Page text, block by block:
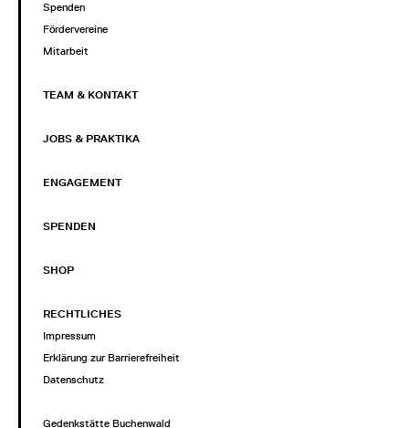
Spenden
Fördervereine
Mitarbeit
TEAM & KONTAKT
JOBS & PRAKTIKA
ENGAGEMENT
SPENDEN
SHOP
RECHTLICHES
Impressum
Erklärung zur Barrierefreiheit
Datenschutz
Gedenkstätte Buchenwald